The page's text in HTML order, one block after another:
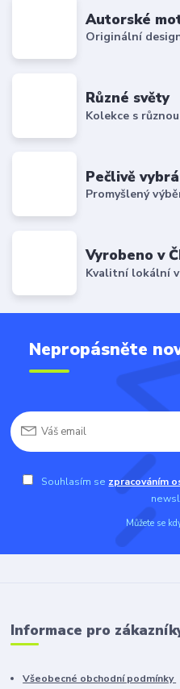
Autorské
Originální
Různé světy
Kolekce s
Pečlivě
Promyšlený
Vyrobeno v
Kvalitní lokální
Nepropásněte
Souhlasím se zpracováním
Můžete se
Informace pro
Všeobecné obchodní podmínky